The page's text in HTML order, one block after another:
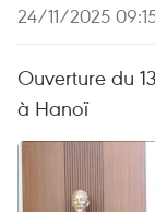
24/11/2025
Ouverture du
à Hanoï